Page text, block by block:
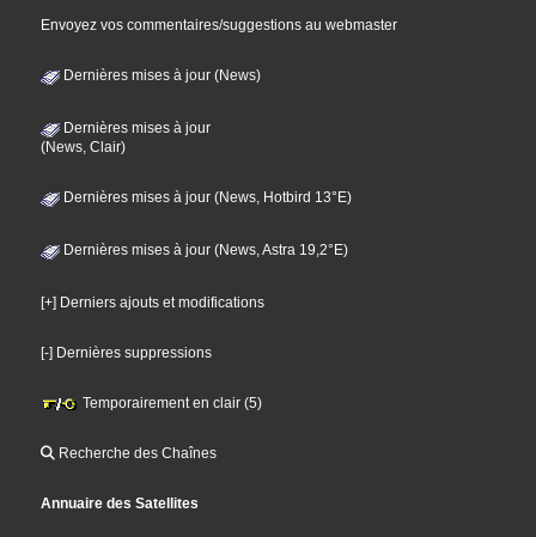
Envoyez vos commentaires/suggestions au webmaster
Dernières mises à jour (News)
Dernières mises à jour
(News, Clair)
Dernières mises à jour (News, Hotbird 13°E)
Dernières mises à jour (News, Astra 19,2°E)
[+] Derniers ajouts et modifications
[-] Dernières suppressions
Temporairement en clair (5)
Recherche des Chaînes
Annuaire des Satellites